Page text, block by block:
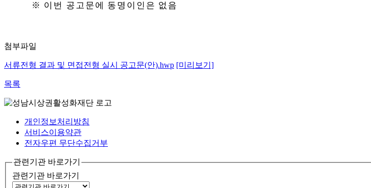
※ 이번 공고문에 동명이인은 없음
첨부파일
서류전형 결과 및 면접전형 실시 공고문(안).hwp [미리보기]
목록
개인정보처리방침
서비스이용약관
전자우편 무단수집거부
관련기관 바로가기
관련기관 바로가기